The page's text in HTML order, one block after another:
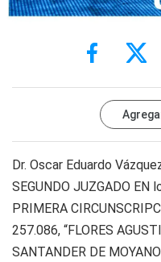
Dr. Oscar Eduardo
SEGUNDO JUZGADO EN
PRIMERA
257.086, “FLORES
SANTANDER DE